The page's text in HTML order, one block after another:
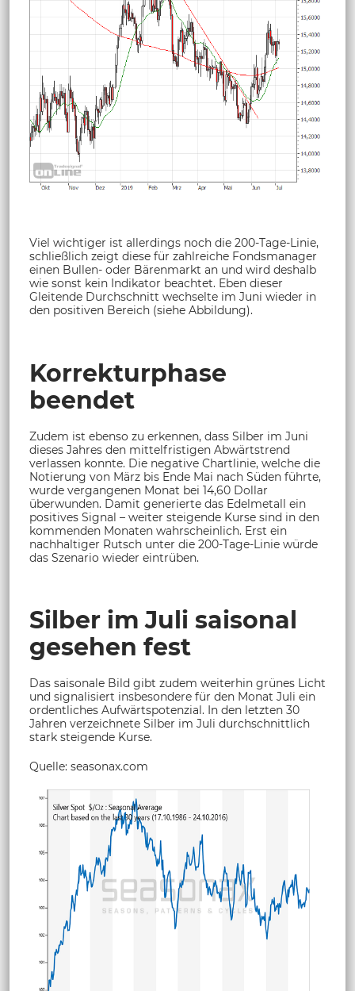
Viel wichtiger ist allerdings noch die 200-Tage-Linie,
schließlich zeigt diese für zahlreiche Fondsmanager
einen Bullen- oder Bärenmarkt an und wird deshalb
wie sonst kein Indikator beachtet. Eben dieser
Gleitende Durchschnitt wechselte im Juni wieder in
den positiven Bereich (siehe Abbildung).
Korrekturphase
beendet
Zudem ist ebenso zu erkennen, dass Silber im Juni
dieses Jahres den mittelfristigen Abwärtstrend
verlassen konnte. Die negative Chartlinie, welche die
Notierung von März bis Ende Mai nach Süden führte,
wurde vergangenen Monat bei 14,60 Dollar
überwunden. Damit generierte das Edelmetall ein
positives Signal – weiter steigende Kurse sind in den
kommenden Monaten wahrscheinlich. Erst ein
nachhaltiger Rutsch unter die 200-Tage-Linie würde
das Szenario wieder eintrüben.
Silber im Juli saisonal
gesehen fest
Das saisonale Bild gibt zudem weiterhin grünes Licht
und signalisiert insbesondere für den Monat Juli ein
ordentliches Aufwärtspotenzial. In den letzten 30
Jahren verzeichnete Silber im Juli durchschnittlich
stark steigende Kurse.
Quelle: seasonax.com